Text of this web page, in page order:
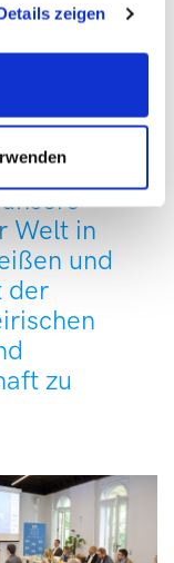
zeigen
Welt in
und
der
zu